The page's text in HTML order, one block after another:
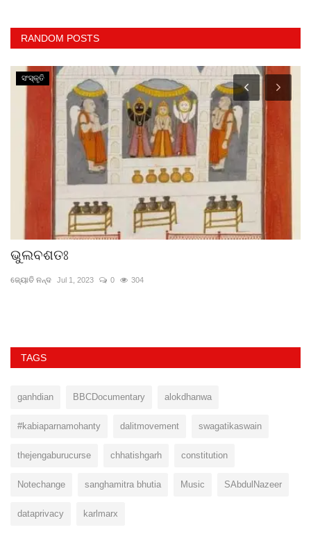
RANDOM POSTS
ସଂସ୍କୃତି
ଭୁଲବଶତଃ
ଜ୍ୟୋତି ନନ୍ଦ Jul 1, 2023 0 304
TAGS
ganhdian BBCDocumentary alokdhanwa
#kabiaparnamohanty dalitmovement swagatikaswain
thejengaburucurse chhatishgarh constitution
Notechange sanghamitra bhutia Music SAbdulNazeer
dataprivacy karlmarx